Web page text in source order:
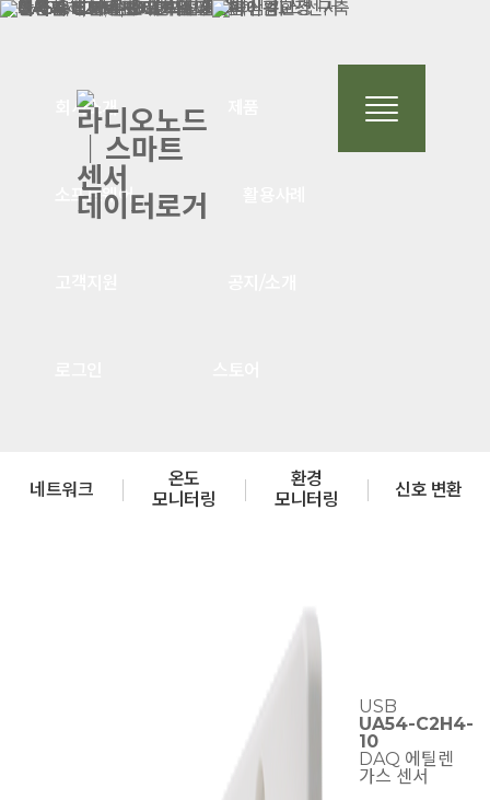
회사소개
소프트웨어
네트워크
온도
모니터링
환경
모니터링
신호 변환
USB
UA54-C2H4-
10
DAQ 에틸렌
가스 센서